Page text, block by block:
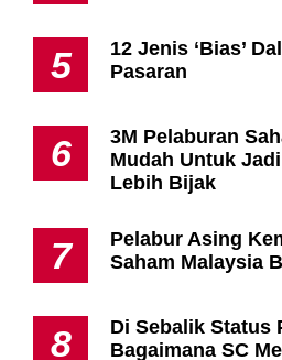
5
12 Jenis ‘Bias’
Pasaran
6
3M Pelaburan
Mudah Untuk
Lebih Bijak
7
Pelabur Asing
Saham Malaysia
8
Di Sebalik Status
Bagaimana SC